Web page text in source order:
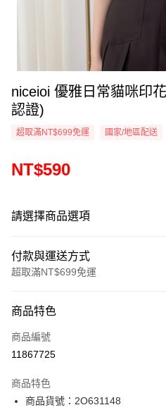
niceioi 優雅日常貓咪印
認證)
超取滿NT$699免運 國家/地區配送
NT$590
請選擇商品選項
付款與運送方式
超取滿NT$699免運
信用卡一次付款
超商取貨付款
Apple Pay
商品特色
商品編號
11867725
商品特色
商品貨號：2O631148